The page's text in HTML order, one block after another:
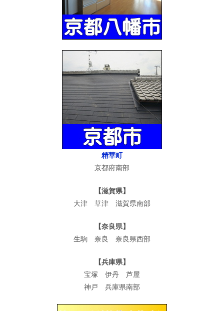
精華町
京都府南部
【滋賀県】
大津 草津 滋賀県南部
【奈良県】
生駒 奈良 奈良県西部
【兵庫県】
宝塚 伊丹 芦屋
神戸 兵庫県南部